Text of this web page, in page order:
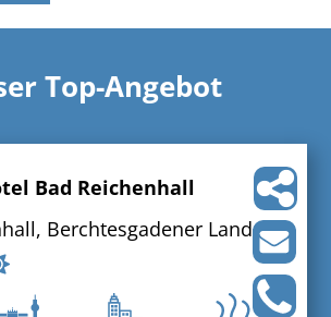
Top-Angebot
Bad Reichenhall
Berchtesgadener Land